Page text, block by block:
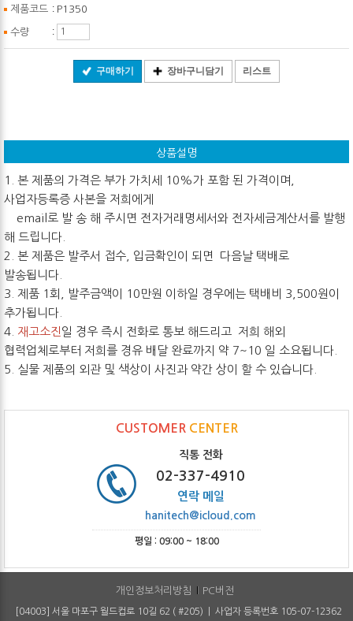
제품코드 : P1350
수량 :
구매하기 장바구니담기 리스트
상품설명
1. 본 제품의 가격은 부가 가치세 10%가 포함 된 가격이며,
사업자등록증 사본을 저희에게
email로 발 송 해 주시면 전자거래명세서와 전자세금계산서를 발행
해 드립니다.
2. 본 제품은 발주서 접수, 입금확인이 되면 다음날 택배로
발송됩니다.
3. 제품 1회, 발주금액이 10만원 이하일 경우에는 택배비 3,500원이
추가됩니다.
4. 재고소진 일 경우 즉시 전화로 통보 해드리고 저희 해외
협력업체로부터 저희를 경유 배달 완료까지 약 7~10 일 소요됩니다.
5. 실물 제품의 외관 및 색상이 사진과 약간 상이 할 수 있습니다.
CUSTOMER CENTER
직통 전화
02-337-4910
연락 메일
hanitech@icloud.com
평일 : 09:00 ~ 18:00
개인정보처리방침 PC버전
[04003] 서울 마포구 월드컵로 10길 62 ( #205) | 사업자 등록번호 105-07-12362